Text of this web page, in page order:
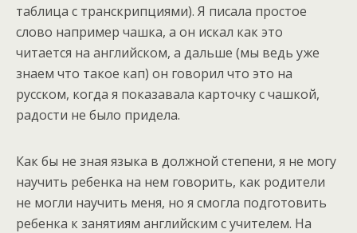
таблица с транскрипциями). Я писала простое
слово например чашка, а он искал как это
читается на английском, а дальше (мы ведь уже
знаем что такое кап) он говорил что это на
русском, когда я показавала карточку с чашкой,
радости не было придела.
Как бы не зная языка в должной степени, я не могу
научить ребенка на нем говорить, как родители
не могли научить меня, но я смогла подготовить
ребенка к занятиям английским с учителем. На